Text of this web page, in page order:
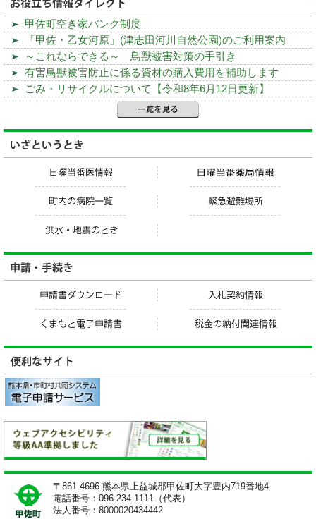
甲佐町空き家バンク制度
「甲佐・乙女河原」(津志田河川自然公園)のご利用案内
～これならできる～ 鳥獣被害対策の手引き
有害鳥獣被害防止に係る資材の購入費用を補助します
ごみ・リサイクルについて【令和8年6月12日更新】
〒861-4696 熊本県上益城郡甲佐町大字豊内719番地4
電話番号：096-234-1111（代表）
法人番号：8000020434442